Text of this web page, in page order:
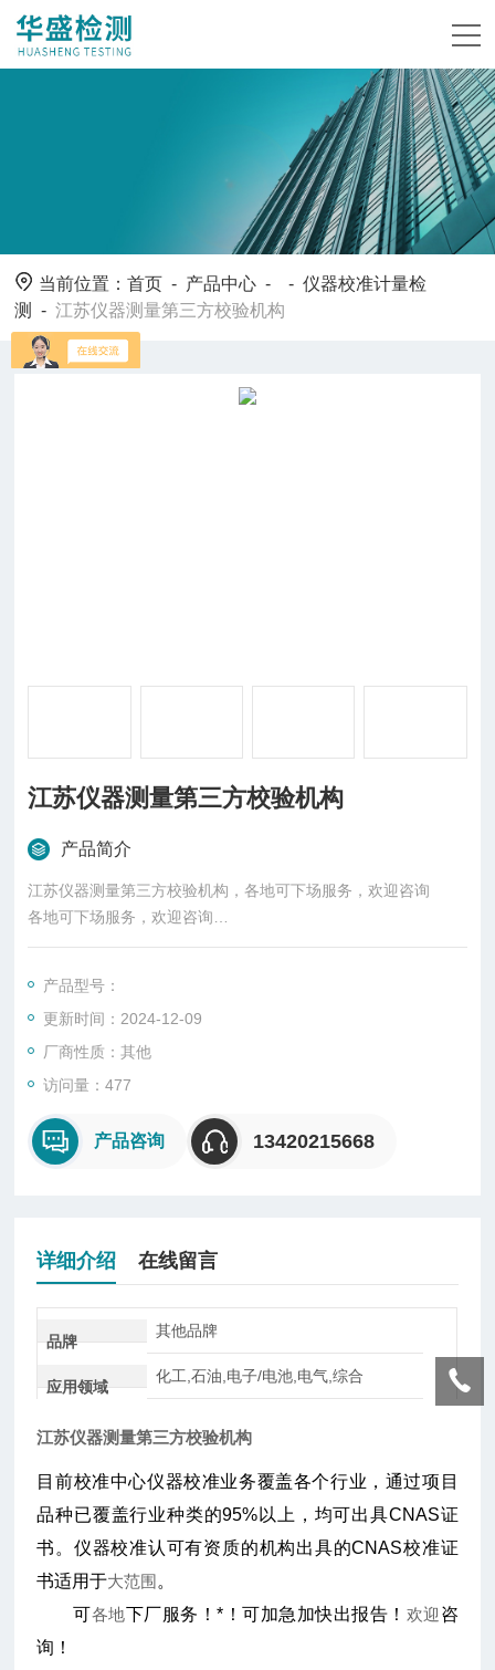
当前位置：首页 - 产品中心 - -仪器校准计量检
测
-江苏仪器测量第三方校验机构
江苏仪器测量第三方校验机构
产品简介
江苏仪器测量第三方校验机构，各地可下场服务，欢迎咨询
各地可下场服务，欢迎咨询
各地可下场服务，欢迎咨询
产品型号：
更新时间：2024-12-09
厂商性质：其他
访问量：477
产品咨询 13420215668
详细介绍 在线留言
品牌
其他品牌
应用领域
化工,石油,电子/电池,电气,综合
江苏仪器测量第三方校验机构
目前校准中心仪器校准业务覆盖各个行业，通过项目
品种已覆盖行业种类的95%以上，均可出具CNAS证
书。仪器校准认可有资质的机构出具的CNAS校准证
书适用于大范围 。
可各地下厂服务！*！可加急加快出报告！ 欢迎 咨
询！